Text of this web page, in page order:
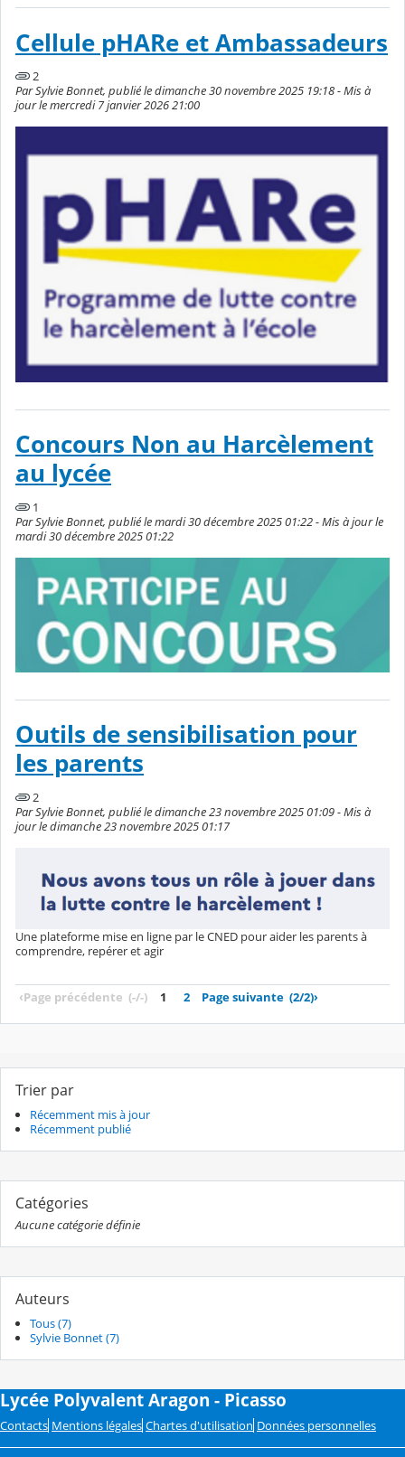
Cellule pHARe et Ambassadeurs
2
Par Sylvie Bonnet, publié le dimanche 30 novembre 2025 19:18 - Mis à
jour le mercredi 7 janvier 2026 21:00
Concours Non au Harcèlement
au lycée
1
Par Sylvie Bonnet, publié le mardi 30 décembre 2025 01:22 - Mis à jour le
mardi 30 décembre 2025 01:22
Outils de sensibilisation pour
les parents
2
Par Sylvie Bonnet, publié le dimanche 23 novembre 2025 01:09 - Mis à
jour le dimanche 23 novembre 2025 01:17
Une plateforme mise en ligne par le CNED pour aider les parents à
comprendre, repérer et agir
‹Page précédente (-/-) 1 2 Page suivante (2/2)›
Trier par
Récemment mis à jour
Récemment publié
Catégories
Aucune catégorie définie
Auteurs
Tous (7)
Sylvie Bonnet (7)
Lycée Polyvalent Aragon - Picasso
Contacts Mentions légales Chartes d'utilisation Données personnelles